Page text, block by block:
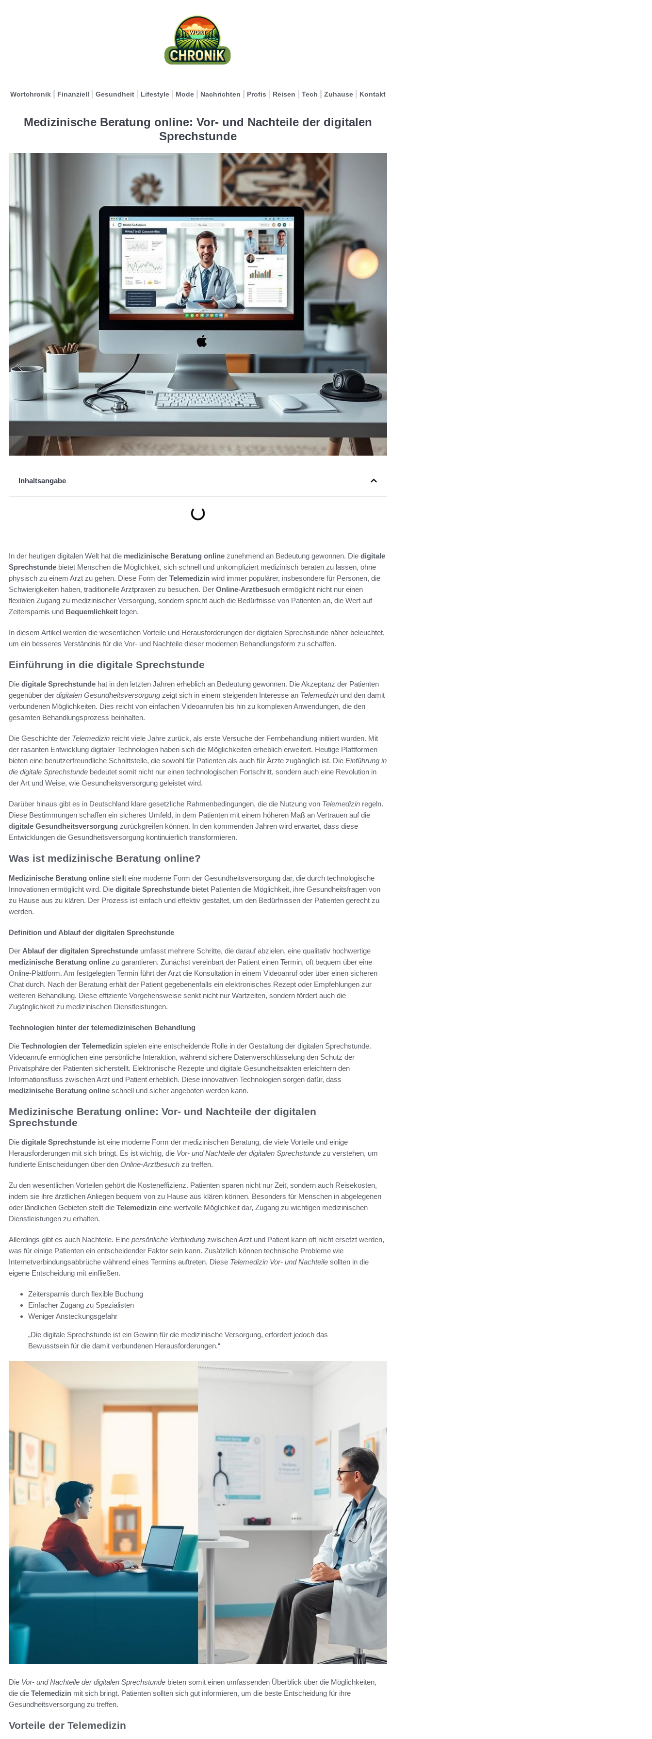
Wortchronik Finanziell Gesundheit Lifestyle Mode Nachrichten Profis Reisen Tech Zuhause Kontakt
Medizinische Beratung online: Vor- und Nachteile der digitalen
Sprechstunde
Inhaltsangabe
In der heutigen digitalen Welt hat die medizinische Beratung online zunehmend an Bedeutung gewonnen. Die digitale
Sprechstunde bietet Menschen die Möglichkeit, sich schnell und unkompliziert medizinisch beraten zu lassen, ohne
physisch zu einem Arzt zu gehen. Diese Form der Telemedizin wird immer populärer, insbesondere für Personen, die
Schwierigkeiten haben, traditionelle Arztpraxen zu besuchen. Der Online-Arztbesuch ermöglicht nicht nur einen
flexiblen Zugang zu medizinischer Versorgung, sondern spricht auch die Bedürfnisse von Patienten an, die Wert auf
Zeitersparnis und Bequemlichkeit legen.
In diesem Artikel werden die wesentlichen Vorteile und Herausforderungen der digitalen Sprechstunde näher beleuchtet,
um ein besseres Verständnis für die Vor- und Nachteile dieser modernen Behandlungsform zu schaffen.
Einführung in die digitale Sprechstunde
Die digitale Sprechstunde hat in den letzten Jahren erheblich an Bedeutung gewonnen. Die Akzeptanz der Patienten
gegenüber der digitalen Gesundheitsversorgung zeigt sich in einem steigenden Interesse an Telemedizin und den damit
verbundenen Möglichkeiten. Dies reicht von einfachen Videoanrufen bis hin zu komplexen Anwendungen, die den
gesamten Behandlungsprozess beinhalten.
Die Geschichte der Telemedizin reicht viele Jahre zurück, als erste Versuche der Fernbehandlung initiiert wurden. Mit
der rasanten Entwicklung digitaler Technologien haben sich die Möglichkeiten erheblich erweitert. Heutige Plattformen
bieten eine benutzerfreundliche Schnittstelle, die sowohl für Patienten als auch für Ärzte zugänglich ist. Die Einführung in
die digitale Sprechstunde bedeutet somit nicht nur einen technologischen Fortschritt, sondern auch eine Revolution in
der Art und Weise, wie Gesundheitsversorgung geleistet wird.
Darüber hinaus gibt es in Deutschland klare gesetzliche Rahmenbedingungen, die die Nutzung von Telemedizin regeln.
Diese Bestimmungen schaffen ein sicheres Umfeld, in dem Patienten mit einem höheren Maß an Vertrauen auf die
digitale Gesundheitsversorgung zurückgreifen können. In den kommenden Jahren wird erwartet, dass diese
Entwicklungen die Gesundheitsversorgung kontinuierlich transformieren.
Was ist medizinische Beratung online?
Medizinische Beratung online stellt eine moderne Form der Gesundheitsversorgung dar, die durch technologische
Innovationen ermöglicht wird. Die digitale Sprechstunde bietet Patienten die Möglichkeit, ihre Gesundheitsfragen von
zu Hause aus zu klären. Der Prozess ist einfach und effektiv gestaltet, um den Bedürfnissen der Patienten gerecht zu
werden.
Definition und Ablauf der digitalen Sprechstunde
Der Ablauf der digitalen Sprechstunde umfasst mehrere Schritte, die darauf abzielen, eine qualitativ hochwertige
medizinische Beratung online zu garantieren. Zunächst vereinbart der Patient einen Termin, oft bequem über eine
Online-Plattform. Am festgelegten Termin führt der Arzt die Konsultation in einem Videoanruf oder über einen sicheren
Chat durch. Nach der Beratung erhält der Patient gegebenenfalls ein elektronisches Rezept oder Empfehlungen zur
weiteren Behandlung. Diese effiziente Vorgehensweise senkt nicht nur Wartzeiten, sondern fördert auch die
Zugänglichkeit zu medizinischen Dienstleistungen.
Technologien hinter der telemedizinischen Behandlung
Die Technologien der Telemedizin spielen eine entscheidende Rolle in der Gestaltung der digitalen Sprechstunde.
Videoanrufe ermöglichen eine persönliche Interaktion, während sichere Datenverschlüsselung den Schutz der
Privatsphäre der Patienten sicherstellt. Elektronische Rezepte und digitale Gesundheitsakten erleichtern den
Informationsfluss zwischen Arzt und Patient erheblich. Diese innovativen Technologien sorgen dafür, dass
medizinische Beratung online schnell und sicher angeboten werden kann.
Medizinische Beratung online: Vor- und Nachteile der digitalen
Sprechstunde
Die digitale Sprechstunde ist eine moderne Form der medizinischen Beratung, die viele Vorteile und einige
Herausforderungen mit sich bringt. Es ist wichtig, die Vor- und Nachteile der digitalen Sprechstunde zu verstehen, um
fundierte Entscheidungen über den Online-Arztbesuch zu treffen.
Zu den wesentlichen Vorteilen gehört die Kosteneffizienz. Patienten sparen nicht nur Zeit, sondern auch Reisekosten,
indem sie ihre ärztlichen Anliegen bequem von zu Hause aus klären können. Besonders für Menschen in abgelegenen
oder ländlichen Gebieten stellt die Telemedizin eine wertvolle Möglichkeit dar, Zugang zu wichtigen medizinischen
Dienstleistungen zu erhalten.
Allerdings gibt es auch Nachteile. Eine persönliche Verbindung zwischen Arzt und Patient kann oft nicht ersetzt werden,
was für einige Patienten ein entscheidender Faktor sein kann. Zusätzlich können technische Probleme wie
Internetverbindungsabbrüche während eines Termins auftreten. Diese Telemedizin Vor- und Nachteile sollten in die
eigene Entscheidung mit einfließen.
Zeitersparnis durch flexible Buchung
Einfacher Zugang zu Spezialisten
Weniger Ansteckungsgefahr
„Die digitale Sprechstunde ist ein Gewinn für die medizinische Versorgung, erfordert jedoch das
Bewusstsein für die damit verbundenen Herausforderungen.“
Die Vor- und Nachteile der digitalen Sprechstunde bieten somit einen umfassenden Überblick über die Möglichkeiten,
die die Telemedizin mit sich bringt. Patienten sollten sich gut informieren, um die beste Entscheidung für ihre
Gesundheitsversorgung zu treffen.
Vorteile der Telemedizin